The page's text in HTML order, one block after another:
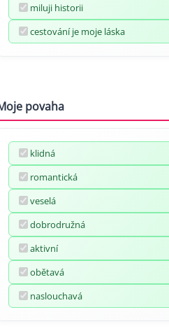
miluji historii
cestování je moje láska
povaha
klidná
romantická
veselá
dobrodružná
aktivní
obětavá
naslouchavá